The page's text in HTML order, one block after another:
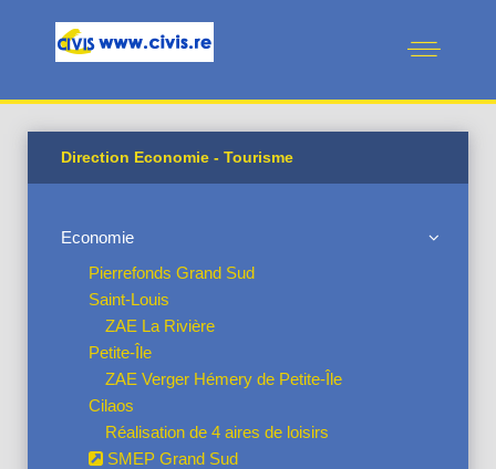
Direction Economie - Tourisme
Economie
Pierrefonds Grand Sud
Saint-Louis
ZAE La Rivière
Petite-Île
ZAE Verger Hémery de Petite-Île
Cilaos
Réalisation de 4 aires de loisirs
SMEP Grand Sud